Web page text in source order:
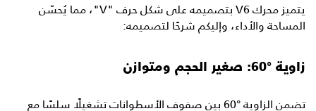
يتميز محرك V6 بتصميمه على شكل حرف "V"، مما يُحسّن
المساحة والأداء، وإليكم شرحًا لتصميمه:
زاوية °60: صغير الحجم ومتوازن
تضمن الزاوية °60 بين صفوف الأسطوانات تشغيلًا سلسًا مع